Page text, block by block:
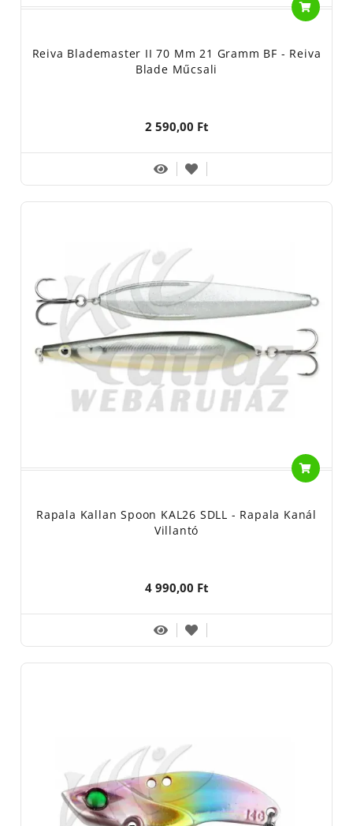
Reiva Blademaster II 70 Mm 21 Gramm BF - Reiva
Blade Műcsali
2 590,00 Ft
Rapala Kallan Spoon KAL26 SDLL - Rapala Kanál
Villantó
4 990,00 Ft